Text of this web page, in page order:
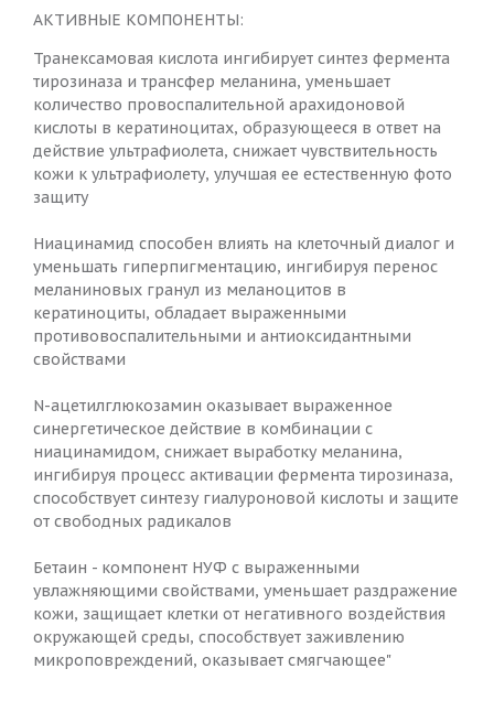
АКТИВНЫЕ КОМПОНЕНТЫ:
Транексамовая кислота ингибирует синтез фермента
тирозиназа и трансфер меланина, уменьшает
количество провоспалительной арахидоновой
кислоты в кератиноцитах, образующееся в ответ на
действие ультрафиолета, снижает чувствительность
кожи к ультрафиолету, улучшая ее естественную фото
защиту
Ниацинамид способен влиять на клеточный диалог и
уменьшать гиперпигментацию, ингибируя перенос
меланиновых гранул из меланоцитов в
кератиноциты, обладает выраженными
противовоспалительными и антиоксидантными
свойствами
N-ацетилглюкозамин оказывает выраженное
синергетическое действие в комбинации с
ниацинамидом, снижает выработку меланина,
ингибируя процесс активации фермента тирозиназа,
способствует синтезу гиалуроновой кислоты и защите
от свободных радикалов
Бетаин - компонент НУФ с выраженными
увлажняющими свойствами, уменьшает раздражение
кожи, защищает клетки от негативного воздействия
окружающей среды, способствует заживлению
микроповреждений, оказывает смягчающее"